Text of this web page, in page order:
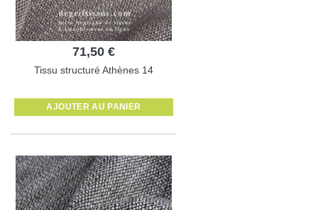
71,50 €
Tissu structuré Athènes 14
AJOUTER AU PANIER